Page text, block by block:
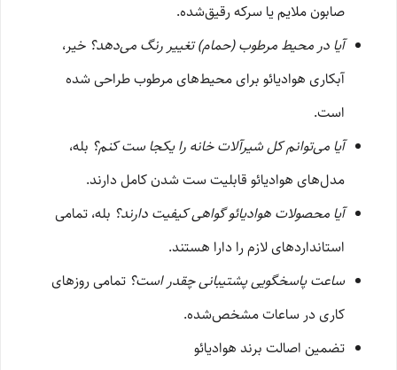
صابون ملایم یا سرکه رقیق‌شده.
آیا در محیط مرطوب (حمام) تغییر رنگ می‌دهد؟ خیر،
آبکاری هوادیائو برای محیط‌های مرطوب طراحی شده
است.
آیا می‌توانم کل شیرآلات خانه را یکجا ست کنم؟ بله،
مدل‌های هوادیائو قابلیت ست شدن کامل دارند.
آیا محصولات هوادیائو گواهی کیفیت دارند؟ بله، تمامی
استانداردهای لازم را دارا هستند.
ساعت پاسخگویی پشتیبانی چقدر است؟ تمامی روزهای
کاری در ساعات مشخص‌شده.
تضمین اصالت برند هوادیائو